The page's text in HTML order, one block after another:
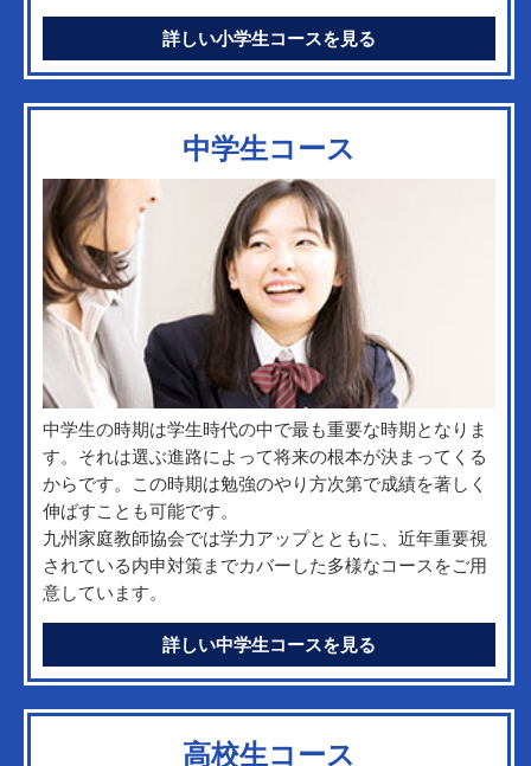
詳しい小学生コースを見る
中学生コース
中学生の時期は学生時代の中で最も重要な時期となりま
す。それは選ぶ進路によって将来の根本が決まってくる
からです。この時期は勉強のやり方次第で成績を著しく
伸ばすことも可能です。
九州家庭教師協会では学力アップとともに、近年重要視
されている内申対策までカバーした多様なコースをご用
意しています。
詳しい中学生コースを見る
高校生コース